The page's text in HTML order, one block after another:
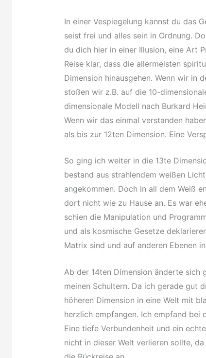
In einer Vespiegelung kannst du das
seist frei und alles sein in Ordnung.
du dich hier in einer Illusion, eine Art
Reise klar, dass die allermeisten
Dimension hinausgehen. Wenn wir in
stoßen wir z.B. auf die 10-
dimensionale Modell nach Burkard
Wenn wir das einmal verstanden
als bis zur 12ten Dimension. Eine
So ging ich weiter in die 13te
bestand aus strahlendem weißen
angekommen. Doch in all dem Weiß
dort nicht wie zu Hause an. Es war
schien die Manipulation und
und als kosmische Gesetze
Matrix sind und auf anderen Ebenen
Ab der 14ten Dimension änderte sich
meinen Schultern. Da ich gerade gut
höheren Dimension in eine Welt mit
herzlich empfangen. Ich empfand bei
Eine tiefe Verbundenheit und ein
nicht in dieser Welt verlieren sollte,